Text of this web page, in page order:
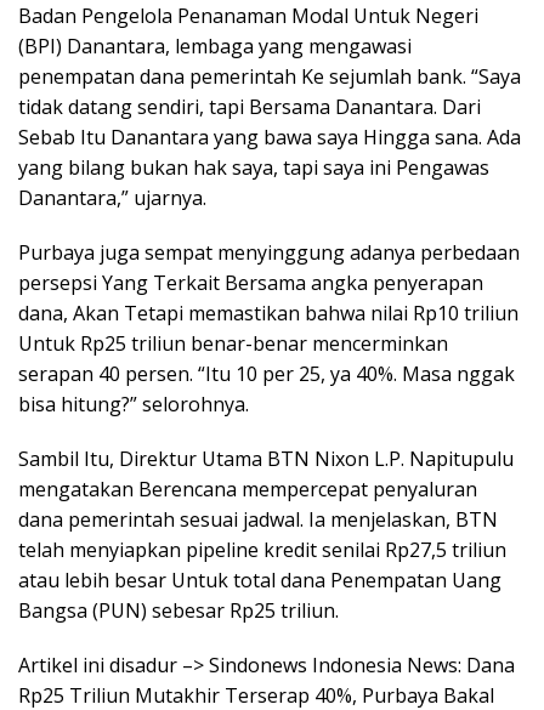
Badan Pengelola Penanaman Modal Untuk Negeri
(BPI) Danantara, lembaga yang mengawasi
penempatan dana pemerintah Ke sejumlah bank. “Saya
tidak datang sendiri, tapi Bersama Danantara. Dari
Sebab Itu Danantara yang bawa saya Hingga sana. Ada
yang bilang bukan hak saya, tapi saya ini Pengawas
Danantara,” ujarnya.
Purbaya juga sempat menyinggung adanya perbedaan
persepsi Yang Terkait Bersama angka penyerapan
dana, Akan Tetapi memastikan bahwa nilai Rp10 triliun
Untuk Rp25 triliun benar-benar mencerminkan
serapan 40 persen. “Itu 10 per 25, ya 40%. Masa nggak
bisa hitung?” selorohnya.
Sambil Itu, Direktur Utama BTN Nixon L.P. Napitupulu
mengatakan Berencana mempercepat penyaluran
dana pemerintah sesuai jadwal. Ia menjelaskan, BTN
telah menyiapkan pipeline kredit senilai Rp27,5 triliun
atau lebih besar Untuk total dana Penempatan Uang
Bangsa (PUN) sebesar Rp25 triliun.
Artikel ini disadur –> Sindonews Indonesia News: Dana
Rp25 Triliun Mutakhir Terserap 40%, Purbaya Bakal